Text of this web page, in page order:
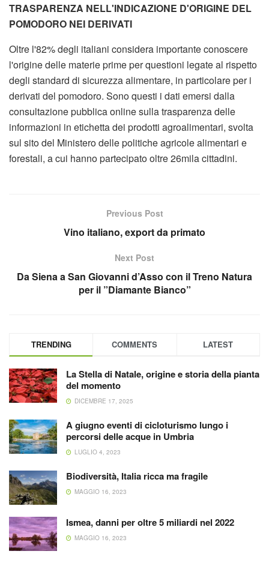
TRASPARENZA NELL'INDICAZIONE D'ORIGINE DEL
POMODORO NEI DERIVATI
Oltre l'82% degli italiani considera importante conoscere
l'origine delle materie prime per questioni legate al rispetto
degli standard di sicurezza alimentare, in particolare per i
derivati del pomodoro. Sono questi i dati emersi dalla
consultazione pubblica online sulla trasparenza delle
informazioni in etichetta dei prodotti agroalimentari, svolta
sul sito del Ministero delle politiche agricole alimentari e
forestali, a cui hanno partecipato oltre 26mila cittadini.
Previous Post
Vino italiano, export da primato
Next Post
Da Siena a San Giovanni d’Asso con il Treno Natura
per il ”Diamante Bianco”
TRENDING COMMENTS LATEST
La Stella di Natale, origine e storia della pianta
del momento
DICEMBRE 17, 2025
A giugno eventi di cicloturismo lungo i
percorsi delle acque in Umbria
LUGLIO 4, 2023
Biodiversità, Italia ricca ma fragile
MAGGIO 16, 2023
Ismea, danni per oltre 5 miliardi nel 2022
MAGGIO 16, 2023